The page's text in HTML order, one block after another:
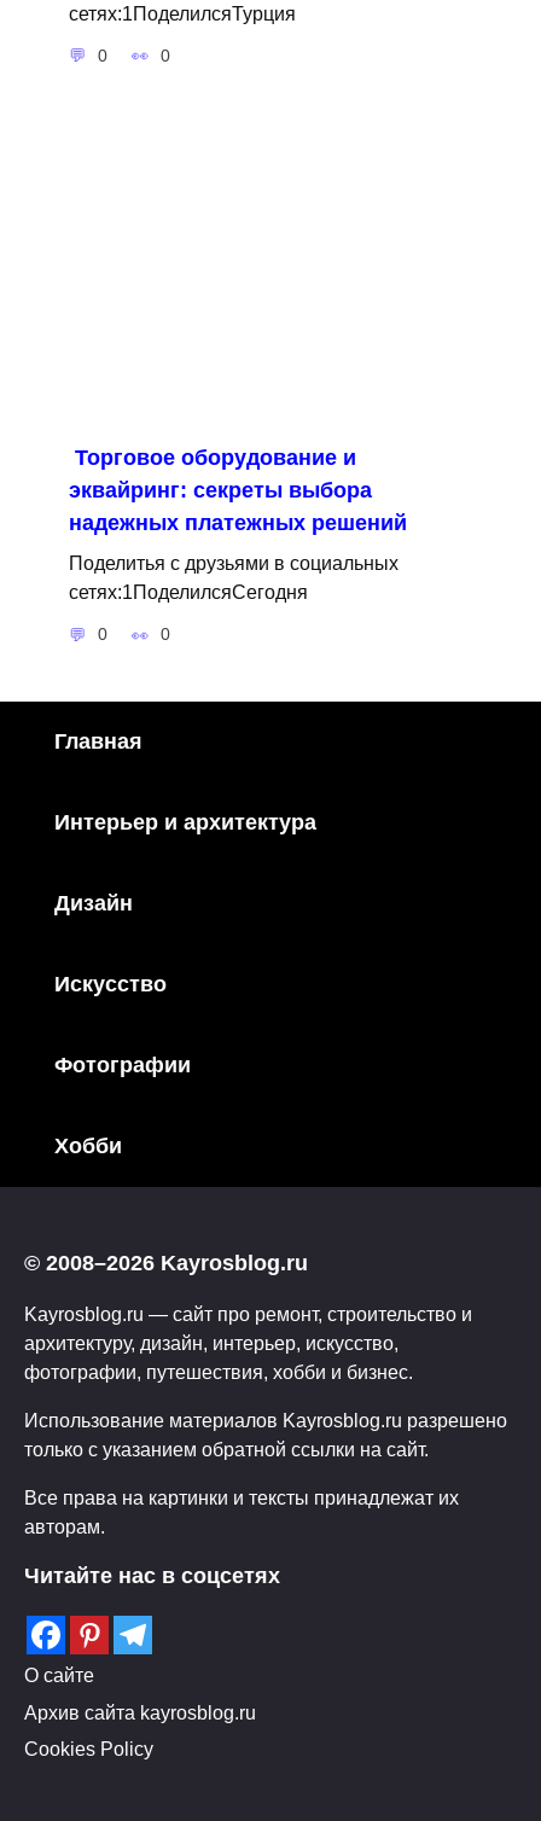
сетях:1ПоделилсяТурция
0 0
Торговое оборудование и
эквайринг: секреты выбора
надежных платежных решений
Поделитья с друзьями в социальных
сетях:1ПоделилсяСегодня
0 0
Главная
Интерьер и архитектура
Дизайн
Искусство
Фотографии
Хобби
© 2008–2026 Kayrosblog.ru
Kayrosblog.ru — сайт про ремонт, строительство и
архитектуру, дизайн, интерьер, искусство,
фотографии, путешествия, хобби и бизнес.
Использование материалов Kayrosblog.ru разрешено
только с указанием обратной ссылки на сайт.
Все права на картинки и тексты принадлежат их
авторам.
Читайте нас в соцсетях
О сайте
Архив сайта kayrosblog.ru
Cookies Policy